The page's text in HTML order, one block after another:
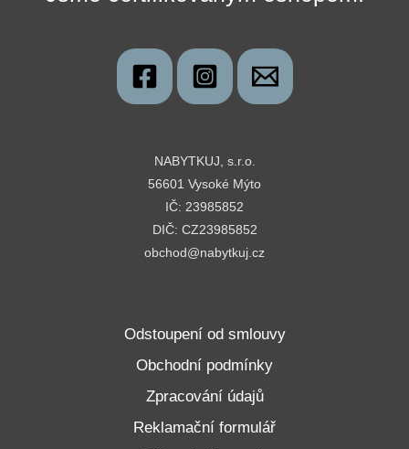
NABYTKUJ, s.r.o.
56601 Vysoké Mýto
IČ: 23985852
DIČ: CZ23985852
obchod@nabytkuj.cz
Odstoupení od smlouvy
Obchodní podmínky
Zpracování údajů
Reklamační formulář